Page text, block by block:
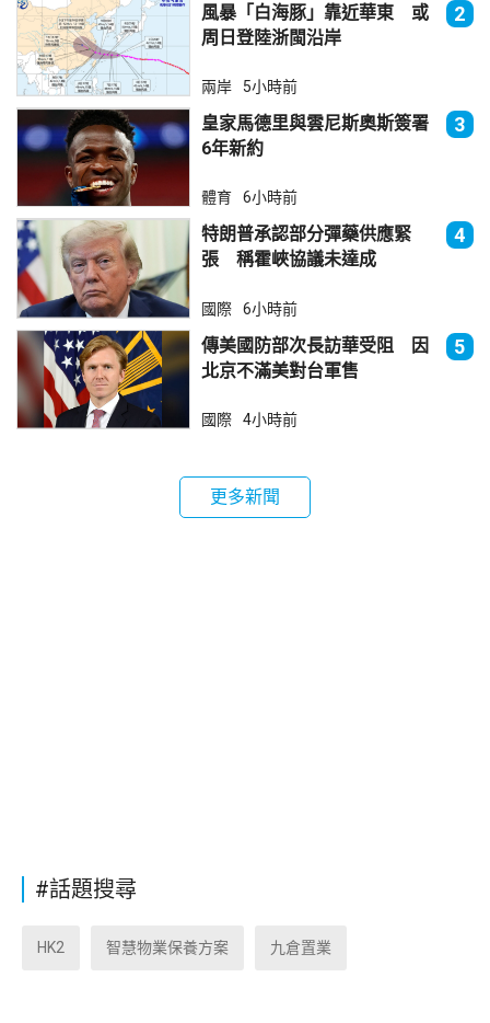
風暴「白海豚」靠近華東 或
周日登陸浙閩沿岸
2
兩岸 5小時前
皇家馬德里與雲尼斯奧斯簽署
6年新約
3
體育 6小時前
特朗普承認部分彈藥供應緊
張 稱霍峽協議未達成
4
國際 6小時前
傳美國防部次長訪華受阻 因
北京不滿美對台軍售
5
國際 4小時前
更多新聞
#話題搜尋
HK2 智慧物業保養方案 九倉置業